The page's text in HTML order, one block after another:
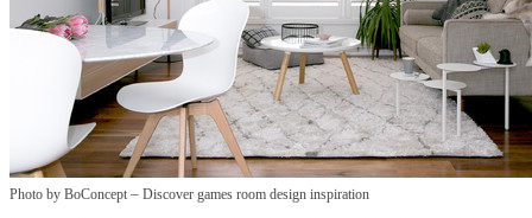
Photo by BoConcept – Discover games room design inspiration